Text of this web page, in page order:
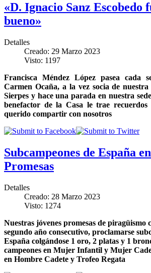
«D. Ignacio Sanz Escobedo
bueno»
Detalles
Creado: 29 Marzo 2023
Visto: 1197
Francisca Méndez López pasea cada
Carmen Ocaña, a la vez socia de
Sierpes y hace una parada en nuestra
benefactor de la Casa le trae
querido compartir con nosotros
Subcampeones de España
Promesas
Detalles
Creado: 28 Marzo 2023
Visto: 1274
Nuestras jóvenes promesas de piragüismo
segundo año consecutivo, proclamarse
España colgándose 1 oro, 2 platas y 1
campeones en Mujer Infantil y Mujer
en Hombre Cadete y Trofeo Regata